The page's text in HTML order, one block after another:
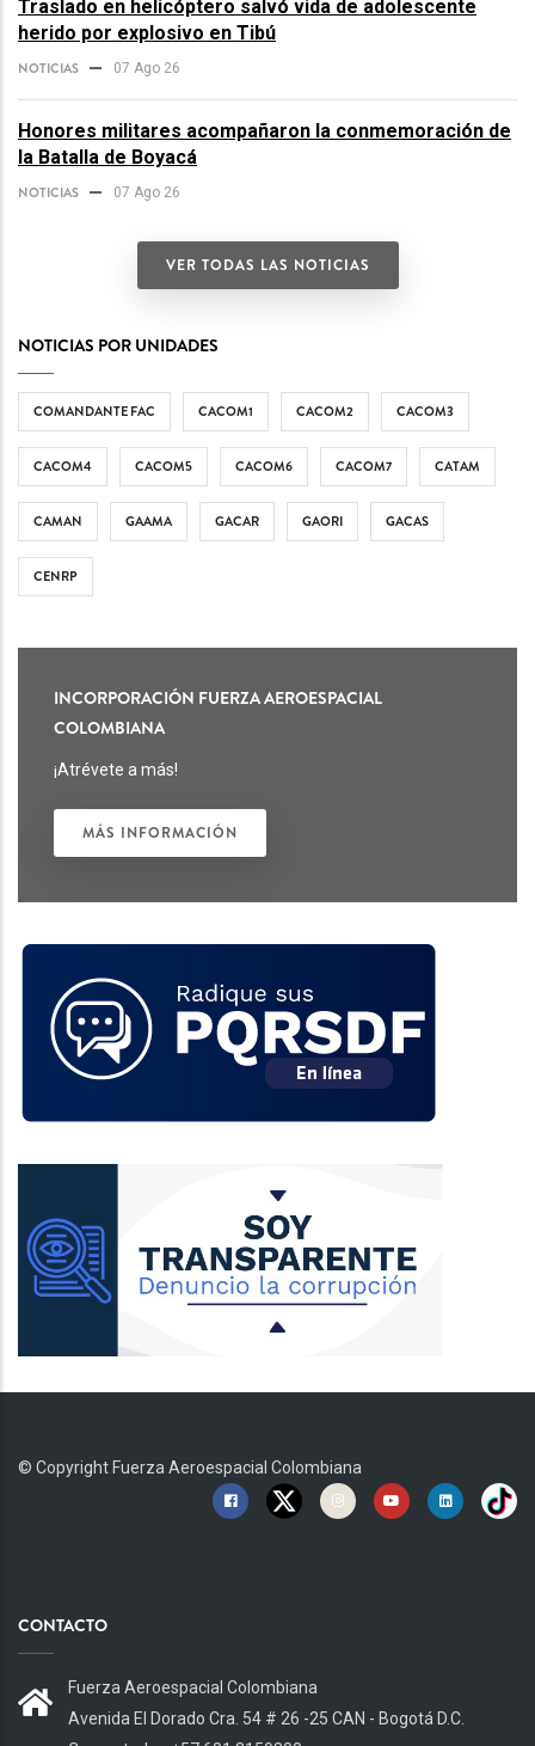
Traslado en helicóptero salvó vida de adolescente
herido por explosivo en Tibú
NOTICIAS 07 Ago 26
Honores militares acompañaron la conmemoración de
la Batalla de Boyacá
NOTICIAS 07 Ago 26
VER TODAS LAS NOTICIAS
NOTICIAS POR UNIDADES
COMANDANTE FAC CACOM1 CACOM2 CACOM3
CACOM4 CACOM5 CACOM6 CACOM7 CATAM
CAMAN GAAMA GACAR GAORI GACAS
CENRP
INCORPORACIÓN FUERZA AEROESPACIAL
COLOMBIANA
¡Atrévete a más!
MÁS INFORMACIÓN
© Copyright Fuerza Aeroespacial Colombiana
CONTACTO
Fuerza Aeroespacial Colombiana
Avenida El Dorado Cra. 54 # 26 -25 CAN - Bogotá D.C.